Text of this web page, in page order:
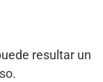
resultar un